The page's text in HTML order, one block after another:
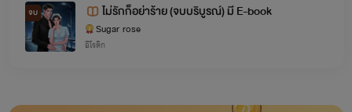
จบ ไม่รักก็อย่าร้าย (จบบริบูรณ์) มี E-book
Sugar rose
อีโรติก